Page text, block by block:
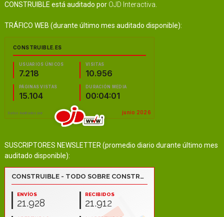
CONSTRUIBLE está auditado por OJD Interactiva.
TRÁFICO WEB (durante último mes auditado disponible):
SUSCRIPTORES NEWSLETTER (promedio diario durante último mes
auditado disponible):